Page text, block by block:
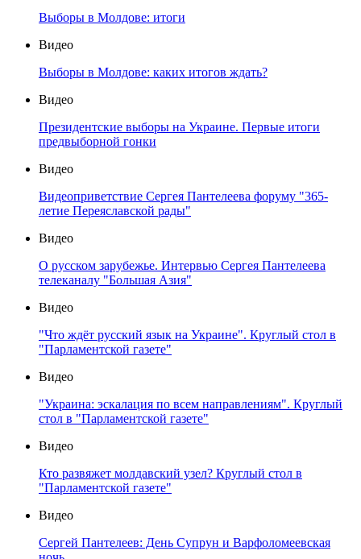
Выборы в Молдове: итоги
Видео
Выборы в Молдове: каких итогов ждать?
Видео
Президентские выборы на Украине. Первые итоги
предвыборной гонки
Видео
Видеоприветствие Сергея Пантелеева форуму "365-
летие Переяславской рады"
Видео
О русском зарубежье. Интервью Сергея Пантелеева
телеканалу "Большая Азия"
Видео
"Что ждёт русский язык на Украине". Круглый стол в
"Парламентской газете"
Видео
"Украина: эскалация по всем направлениям". Круглый
стол в "Парламентской газете"
Видео
Кто развяжет молдавский узел? Круглый стол в
"Парламентской газете"
Видео
Сергей Пантелеев: День Супрун и Варфоломеевская